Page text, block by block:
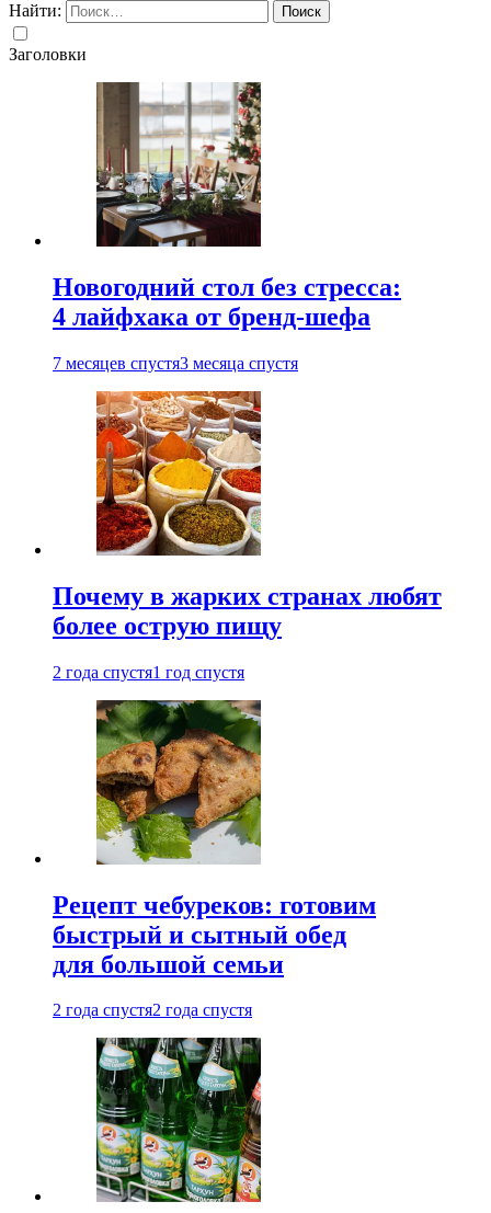
Найти:
Заголовки
Новогодний стол без стресса:
4 лайфхака от бренд-шефа
7 месяцев спустя3 месяца спустя
Почему в жарких странах любят
более острую пищу
2 года спустя1 год спустя
Рецепт чебуреков: готовим
быстрый и сытный обед
для большой семьи
2 года спустя2 года спустя